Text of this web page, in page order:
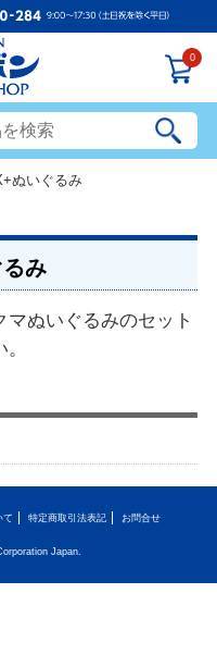
0
ぬいぐるみ
み
ぬいぐるみのセット
て 特定商取引法表記 お問合せ
Japan.